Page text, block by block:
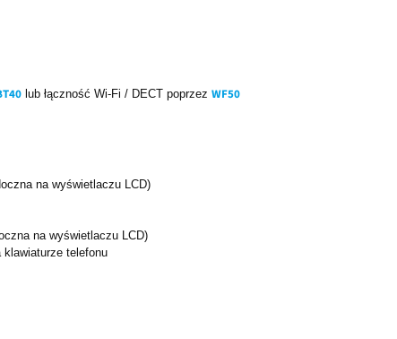
lub łączność Wi-Fi / DECT poprzez WF50
na wyświetlaczu LCD)
na wyświetlaczu LCD)
klawiaturze telefonu